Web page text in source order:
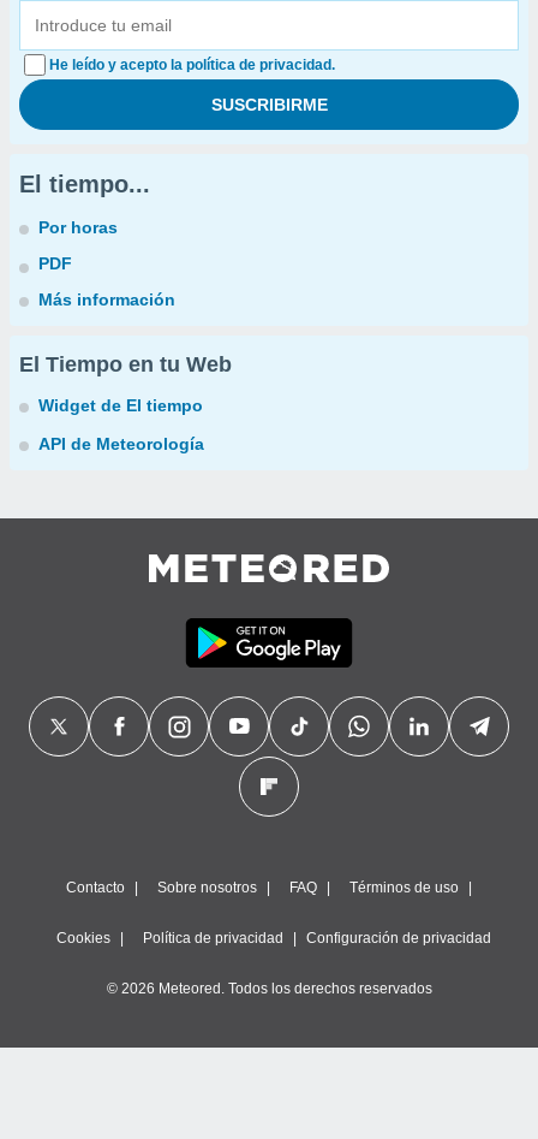
He leído y acepto la política de privacidad.
El tiempo...
Por horas
PDF
Más información
El Tiempo en tu Web
Widget de El tiempo
API de Meteorología
Contacto Sobre nosotros FAQ Términos de uso
Cookies Política de privacidad Configuración de privacidad
© 2026 Meteored. Todos los derechos reservados